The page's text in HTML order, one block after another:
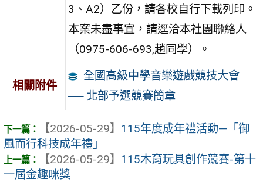
3、A2）乙份，請各校自行下載列印。
本案未盡事宜，請逕洽本社團聯絡人
（0975-606-693,趙同學）。
相關附件
全國高級中學音樂遊戲競技大會
── 北部予選競賽簡章
【2026-05-29】 115年度成年禮活動—「御
風而行科技成年禮」
【2026-05-29】 115木育玩具創作競賽-第十
一屆金趣咪獎